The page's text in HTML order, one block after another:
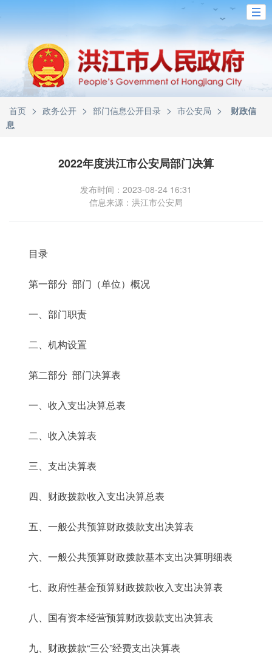
首页 > 政务公开 > 部门信息公开目录 > 市公安局 >
财政信
息
2022年度洪江市公安局部门决算
发布时间：2023-08-24 16:31
信息来源：洪江市公安局
目录
第一部分 部门（单位）概况
一、部门职责
二、机构设置
第二部分 部门决算表
一、收入支出决算总表
二、收入决算表
三、支出决算表
四、财政拨款收入支出决算总表
五、一般公共预算财政拨款支出决算表
六、一般公共预算财政拨款基本支出决算明细表
七、政府性基金预算财政拨款收入支出决算表
八、国有资本经营预算财政拨款支出决算表
九、财政拨款“三公”经费支出决算表